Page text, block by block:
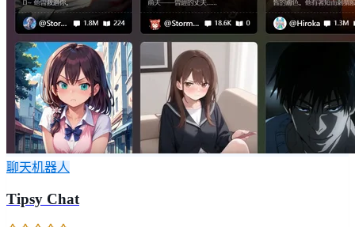
聊天机器人
Tipsy Chat